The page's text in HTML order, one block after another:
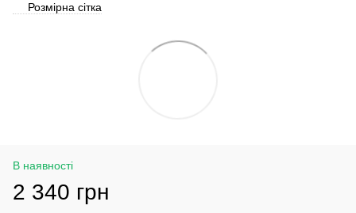
Розмірна сітка
В наявності
2 340 грн